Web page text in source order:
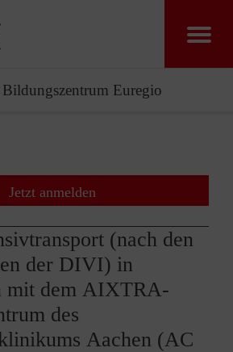
Bildungszentrum Euregio
Jetzt anmelden
(nach den
der DIVI) in
mit dem AIXTRA-
des
Aachen (AC